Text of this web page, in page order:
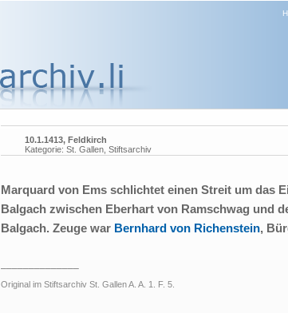
10.1.1413, Feldkirch
Kategorie: St. Gallen, Stiftsarchiv
Marquard von Ems schlichtet einen Streit um das
Balgach zwischen Eberhart von Ramschwag und
Balgach. Zeuge war Bernhard von Richenstein,
Original im Stiftsarchiv St. Gallen A. A. 1. F. 5.